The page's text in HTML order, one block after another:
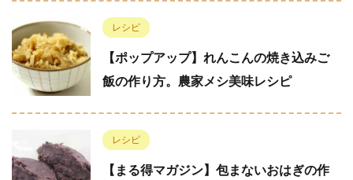
レシピ
【ポップアップ】れんこんの焼き込みご
飯の作り方。農家メシ美味レシピ
レシピ
【まる得マガジン】包まないおはぎの作